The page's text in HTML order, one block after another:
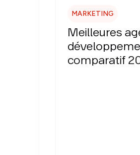
MARKETING
Meilleures
comparatif